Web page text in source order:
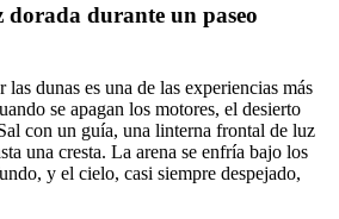
dorada durante un paseo
dunas es una de las experiencias más
se apagan los motores, el desierto
con un guía, una linterna frontal de luz
una cresta. La arena se enfría bajo los
y el cielo, casi siempre despejado,